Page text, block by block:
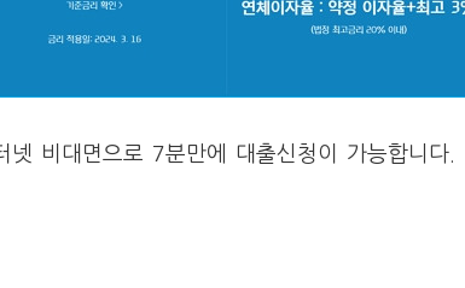
비대면으로 7분만에 대출신청이 가능합니다.